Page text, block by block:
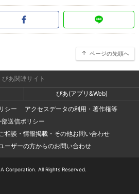
ページの先頭へ
ぴあ関連サイト
ぴあ(アプリ&Web)
シー
アクセスデータの利用・著作権等
部送信ポリシー
相談・情報掲載・その他お問い合わせ
ーザーの方からのお問い合わせ
Corporation. All Rights Reserved.